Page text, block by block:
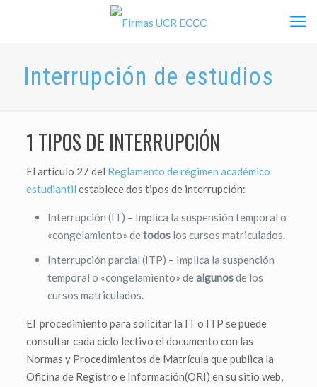
Interrupción de estudios
1 TIPOS DE INTERRUPCIÓN
El artículo 27 del Reglamento de régimen académico
estudiantil establece dos tipos de interrupción:
Interrupción (IT) – Implica la suspensión temporal o
«congelamiento» detodoslos cursos matriculados.
Interrupción parcial (ITP) – Implica la suspención
temporal o «congelamiento» dealgunosde los
cursos matriculados.
El procedimiento para solicitar la IT o ITP se puede
consultar cada ciclo lectivo el documento con las
Normas y Procedimientos de Matrícula que publica la
Oficina de Registro e Información(ORI) en su sitio web,